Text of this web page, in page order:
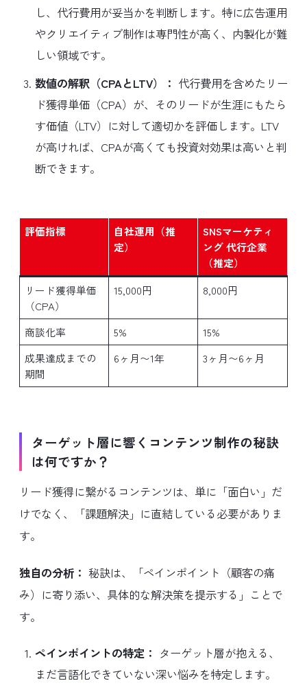
し、代行費用が妥当かを判断します。特に広告運用
やクリエイティブ制作は専門性が高く、内製化が難
しい領域です。
数値の解釈（CPAとLTV）： 代行費用を含めたリー
ド獲得単価（CPA）が、そのリードが生涯にもたら
す価値（LTV）に対して適切かを評価します。LTV
が高ければ、CPAが高くても投資対効果は高いと判
断できます。
評価指標
自社運用（推
定）
SNSマーケティ
ング 代行企業
（推定）
リード獲得単価
（CPA）
15,000円 8,000円
商談化率 5%
15%
成果達成までの
期間
6ヶ月〜1年 3ヶ月〜6ヶ月
ターゲット層に響くコンテンツ制作の秘訣
は何ですか？
リード獲得に繋がるコンテンツは、単に「面白い」だ
けでなく、「課題解決」に直結している必要がありま
す。
独自の分析： 秘訣は、「ペインポイント（顧客の痛
み）に寄り添い、具体的な解決策を提示する」ことで
す。
ペインポイントの特定： ターゲット層が抱える、
まだ言語化できていない深い悩みを特定します。